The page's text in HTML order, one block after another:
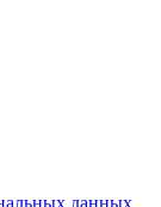
данных